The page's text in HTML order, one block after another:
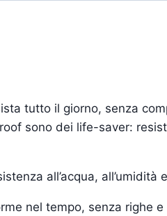
tutto il giorno, senza
sono dei life-saver:
all’acqua, all’umidità
nel tempo, senza righe